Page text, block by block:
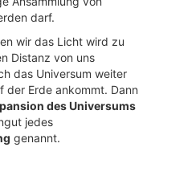
darf.
wir das Licht wird zu
Distanz von uns
das Universum weiter
der Erde ankommt. Dann
des Universums
jedes
genannt.